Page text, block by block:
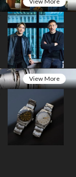
View More